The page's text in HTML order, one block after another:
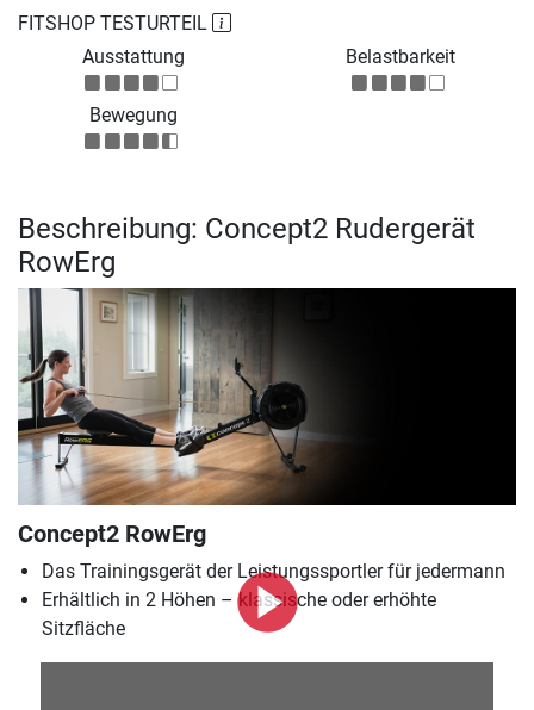
FITSHOP TESTURTEIL
Ausstattung
Belastbarkeit
Bewegung
Beschreibung: Concept2 Rudergerät
RowErg
Concept2 RowErg
Das Trainingsgerät der Leistungssportler für jedermann
Erhältlich in 2 Höhen – klassische oder erhöhte
Sitzfläche